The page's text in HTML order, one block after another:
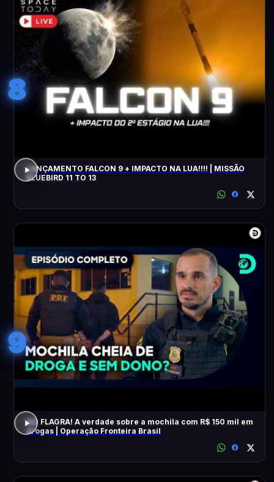
8
LANÇAMENTO FALCON 9 + IMPACTO NA LUA!!!! | MISSÃO
BLUEBIRD 11 TO 13
9
NO FLAGRA! A verdade sobre a mochila com R$ 150 mil em
drogas | Operação Fronteira Brasil